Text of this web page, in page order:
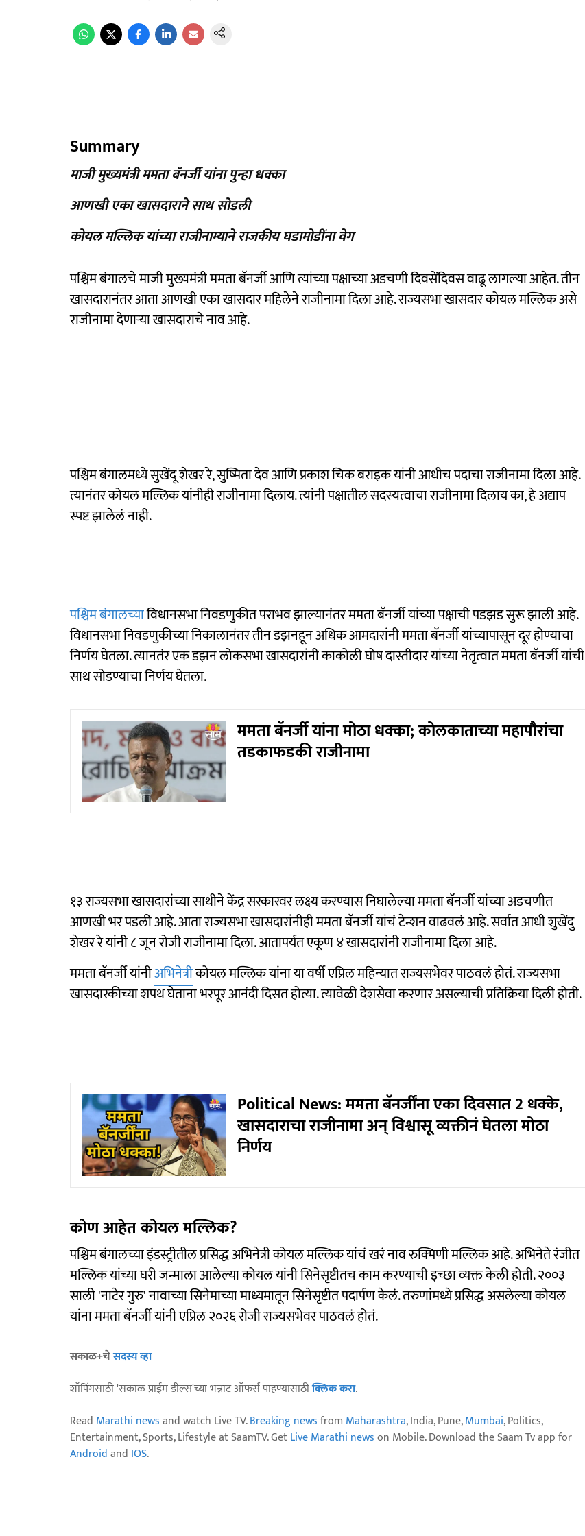
Summary
माजी मुख्यमंत्री ममता बॅनर्जी यांना पुन्हा धक्का
आणखी एका खासदाराने साथ सोडली
कोयल मल्लिक यांच्या राजीनाम्याने राजकीय घडामोडींना वेग
पश्चिम बंगालचे माजी मुख्यमंत्री ममता बॅनर्जी आणि त्यांच्या पक्षाच्या अडचणी दिवसेंदिवस वाढू लागल्या आहेत. तीन
खासदारानंतर आता आणखी एका खासदार महिलेने राजीनामा दिला आहे. राज्यसभा खासदार कोयल मल्लिक असे
राजीनामा देणाऱ्या खासदाराचे नाव आहे.
पश्चिम बंगालमध्ये सुखेंदू शेखर रे, सुष्मिता देव आणि प्रकाश चिक बराइक यांनी आधीच पदाचा राजीनामा दिला आहे.
त्यानंतर कोयल मल्लिक यांनीही राजीनामा दिलाय. त्यांनी पक्षातील सदस्यत्वाचा राजीनामा दिलाय का, हे अद्याप
स्पष्ट झालेलं नाही.
पश्चिम बंगालच्याविधानसभा निवडणुकीत पराभव झाल्यानंतर ममता बॅनर्जी यांच्या पक्षाची पडझड सुरू झाली आहे.
विधानसभा निवडणुकीच्या निकालानंतर तीन डझनहून अधिक आमदारांनी ममता बॅनर्जी यांच्यापासून दूर होण्याचा
निर्णय घेतला. त्यानतंर एक डझन लोकसभा खासदारांनी काकोली घोष दास्तीदार यांच्या नेतृत्वात ममता बॅनर्जी यांची
साथ सोडण्याचा निर्णय घेतला.
ममता बॅनर्जी यांना मोठा धक्का; कोलकाताच्या महापौरांचा
तडकाफडकी राजीनामा
१३ राज्यसभा खासदारांच्या साथीने केंद्र सरकारवर लक्ष्य करण्यास निघालेल्या ममता बॅनर्जी यांच्या अडचणीत
आणखी भर पडली आहे. आता राज्यसभा खासदारांनीही ममता बॅनर्जी यांचं टेन्शन वाढवलं आहे. सर्वात आधी शुखेंदु
शेखर रे यांनी ८ जून रोजी राजीनामा दिला. आतापर्यंत एकूण ४ खासदारांनी राजीनामा दिला आहे.
ममता बॅनर्जी यांनीअभिनेत्रीकोयल मल्लिक यांना या वर्षी एप्रिल महिन्यात राज्यसभेवर पाठवलं होतं. राज्यसभा
खासदारकीच्या शपथ घेताना भरपूर आनंदी दिसत होत्या. त्यावेळी देशसेवा करणार असल्याची प्रतिक्रिया दिली होती.
Political News: ममता बॅनर्जींना एका दिवसात 2 धक्के,
खासदाराचा राजीनामा अन् विश्वासू व्यक्तीनं घेतला मोठा
निर्णय
कोण आहेत कोयल मल्लिक?
पश्चिम बंगालच्या इंडस्ट्रीतील प्रसिद्ध अभिनेत्री कोयल मल्लिक यांचं खरं नाव रुक्मिणी मल्लिक आहे. अभिनेते रंजीत
मल्लिक यांच्या घरी जन्माला आलेल्या कोयल यांनी सिनेसृष्टीतच काम करण्याची इच्छा व्यक्त केली होती. २००३
साली 'नाटेर गुरु' नावाच्या सिनेमाच्या माध्यमातून सिनेसृष्टीत पदार्पण केलं. तरुणांमध्ये प्रसिद्ध असलेल्या कोयल
यांना ममता बॅनर्जी यांनी एप्रिल २०२६ रोजी राज्यसभेवर पाठवलं होतं.
सकाळ+चेसदस्य व्हा
शॉपिंगसाठी 'सकाळ प्राईम डील्स'च्या भन्नाट ऑफर्स पाहण्यासाठीक्लिक करा.
Read Marathi newsand watch Live TV.Breaking newsfrom Maharashtra, India, Pune,Mumbai, Politics,
Entertainment, Sports, Lifestyle at SaamTV. GetLive Marathi newson Mobile. Download the Saam Tv app for
Androidand IOS.